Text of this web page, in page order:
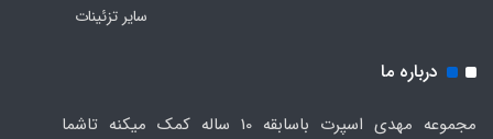
سایر تزئینات
درباره ما
مجموعه مهدی اسپرت باسابقه 10 ساله کمک میکنه تاشما